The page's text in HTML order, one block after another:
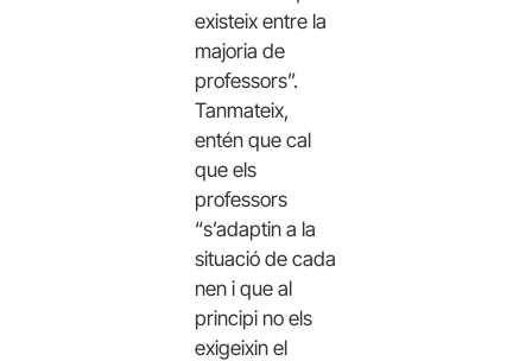
existeix entre la
majoria de
professors”.
Tanmateix,
entén que cal
que els
professors
“s’adaptin a la
situació de cada
nen i que al
principi no els
exigeixin el